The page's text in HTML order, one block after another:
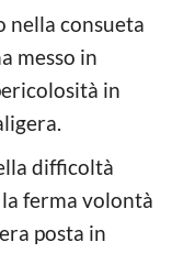
nella consueta
messo in
in
difficoltà
ferma volontà
posta in